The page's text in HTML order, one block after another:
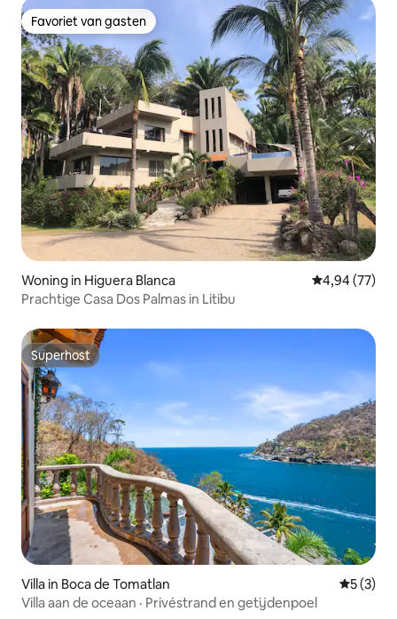
Favoriet van gasten
Favoriet van gasten
Woning in Higuera Blanca Gemiddelde
4,94 (77)
Prachtige Casa Dos Palmas in Litibu
Superhost
Superhost
Villa in Boca de Tomatlan
5 (3)
Villa aan de oceaan · Privéstrand en getijdenpoel